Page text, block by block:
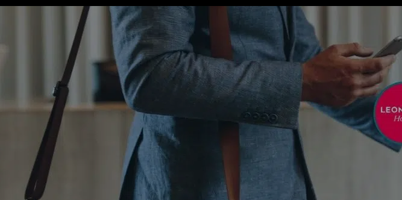
Leonardo Hotels is een internationale hotelgroep met een sterke
keten actief onder meerdere merknamen zoals Leonardo Hotels,
straalt herkenbare stijl, comfort en gastgerichtheid uit, met oog
zowel de zakelijke reiziger als de vrije tijdsgast, met centraal
Gedreven door visie en
Leonardo Hotels maakt deel uit van de Israëlische Fattal Hotel
Eilat is inmiddels uitgegroeid tot een Europees hotelimperium.